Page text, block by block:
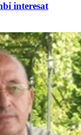
interesat